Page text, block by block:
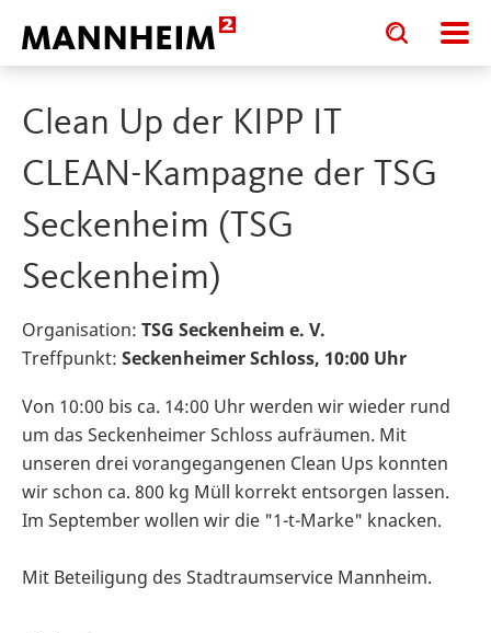
Toggle
search
input
Toggle
search
input
Clean Up der KIPP IT
CLEAN-Kampagne der TSG
Seckenheim (TSG
Seckenheim)
Organisation: TSG Seckenheim e. V.
Treffpunkt: Seckenheimer Schloss, 10:00 Uhr
Von 10:00 bis ca. 14:00 Uhr werden wir wieder rund
um das Seckenheimer Schloss aufräumen. Mit
unseren drei vorangegangenen Clean Ups konnten
wir schon ca. 800 kg Müll korrekt entsorgen lassen.
Im September wollen wir die "1-t-Marke" knacken.
Mit Beteiligung des Stadtraumservice Mannheim.